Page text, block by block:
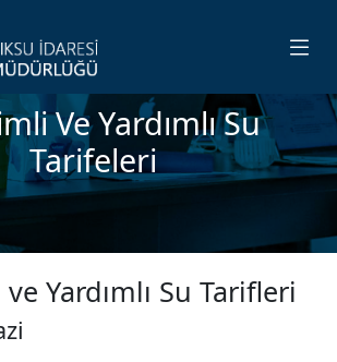
Ve Yardımlı Su
Tarifeleri
Yardımlı Su Tarifleri